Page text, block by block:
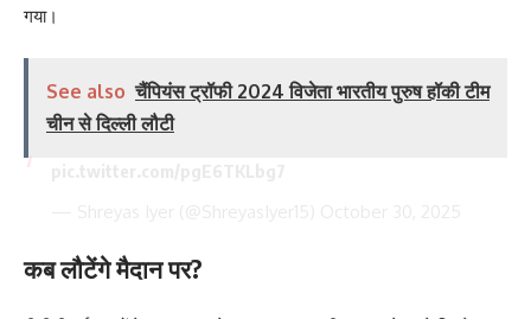
गया।
See also चैंपियंस ट्रॉफी 2024 विजेता भारतीय पुरुष हॉकी टीम
चीन से दिल्ली लौटी
कब लौटेंगे मैदान पर?